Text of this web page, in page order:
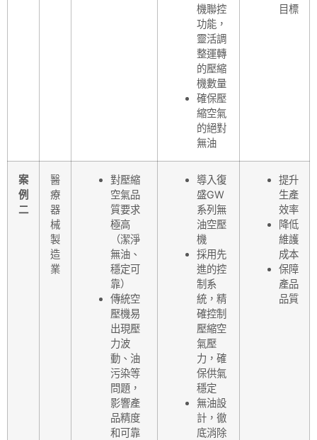
機聯控
功能，
靈活調
整運轉
的壓縮
機數量
確保壓
縮空氣
的絕對
無油
目標
案
例
二
醫
療
器
械
製
造
業
對壓縮
空氣品
質要求
極高
（潔淨
無油、
穩定可
靠）
傳統空
壓機易
出現壓
力波
動、油
污染等
問題，
影響產
品精度
和可靠
導入復
盛GW
系列無
油空壓
機
採用先
進的控
制系
統，精
確控制
壓縮空
氣壓
力，確
保供氣
穩定
無油設
計，徹
底消除
提升
生產
效率
降低
維護
成本
保障
產品
品質